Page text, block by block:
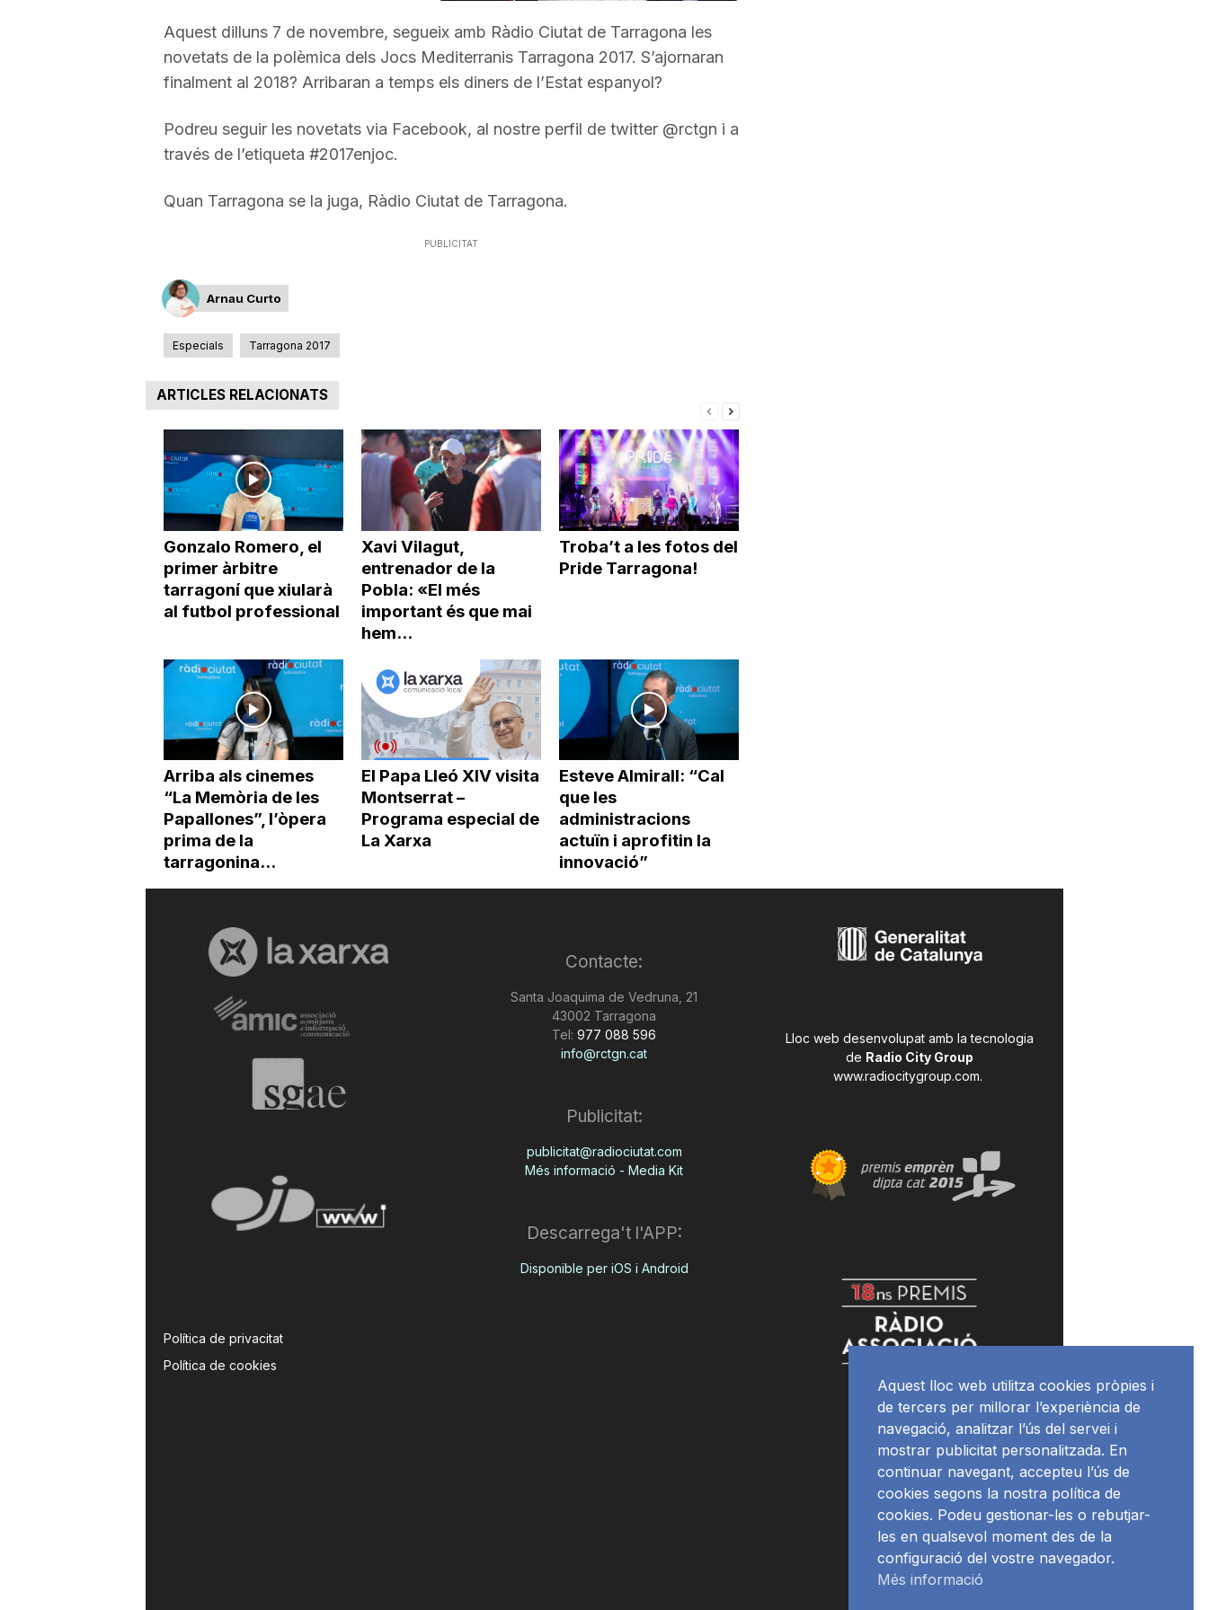
a
r
a
o
a
incrementar
o
disminuir
Aquest dilluns 7 de novembre, segueix amb Ràdio Ciutat de Tarragona les
novetats de la polèmica dels Jocs Mediterranis Tarragona 2017. S’ajornaran
finalment al 2018? Arribaran a temps els diners de l’Estat espanyol?
Podreu seguir les novetats via Facebook, al nostre perfil de twitter @rctgn i a
través de l’etiqueta #2017enjoc.
Quan Tarragona se la juga, Ràdio Ciutat de Tarragona.
PUBLICITAT
Arnau Curto
Especials Tarragona 2017
ARTICLES RELACIONATS
Gonzalo Romero, el
primer àrbitre
tarragoní que xiularà
al futbol professional
Xavi Vilagut,
entrenador de la
Pobla: «El més
important és que mai
hem...
Troba’t a les fotos del
Pride Tarragona!
Arriba als cinemes
“La Memòria de les
Papallones”, l’òpera
prima de la
tarragonina...
El Papa Lleó XIV visita
Montserrat –
Programa especial de
La Xarxa
Esteve Almirall: “Cal
que les
administracions
actuïn i aprofitin la
innovació”
Política de privacitat
Política de cookies
Contacte:
Santa Joaquima de Vedruna, 21
43002 Tarragona
Tel: 977 088 596
info@rctgn.cat
Publicitat:
publicitat@radiociutat.com
Més informació - Media Kit
Descarrega't l'APP:
Disponible per iOS i Android
Lloc web desenvolupat amb la tecnologia
de Radio City Group
www.radiocitygroup.com.
Aquest lloc web utilitza cookies pròpies i
de tercers per millorar l’experiència de
navegació, analitzar l’ús del servei i
mostrar publicitat personalitzada. En
continuar navegant, accepteu l’ús de
cookies segons la nostra política de
cookies. Podeu gestionar-les o rebutjar-
les en qualsevol moment des de la
configuració del vostre navegador.
Més informació